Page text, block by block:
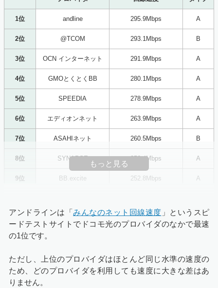
1位 andline 295.9Mbps A
2位 @TCOM 293.1Mbps B
3位 OCN インターネット 291.9Mbps A
4位 GMOとくとくBB 280.1Mbps A
5位 SPEEDIA 278.9Mbps A
6位 エディオンネット 263.9Mbps A
7位 ASAHIネット 260.5Mbps B
8位 SYNAPSE 256.4Mbps A
9位 BB.excite 252.8Mbps A
BIGLOBE 232.2Mbps
12位
13位 DTI 209.8Mbps A
14位
もっと見る
アンドラインは「 みんなのネット回線速度 」というスピ
ードテストサイトでドコモ光のプロバイダのなかで最速
の1位です。
ただし、上位のプロバイダはほとんど同じ水準の速度の
ため、どのプロバイダを利用しても速度に大きな差はあ
りません。